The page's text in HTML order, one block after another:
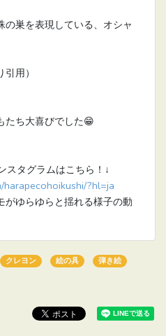
巣を表現している、オシャ
用）
たち大喜びでした😁
タグラムはこちら！↓
?hl=ja
がゆらゆらと揺れる様子の動
クレヨン 絵の具 弾き絵